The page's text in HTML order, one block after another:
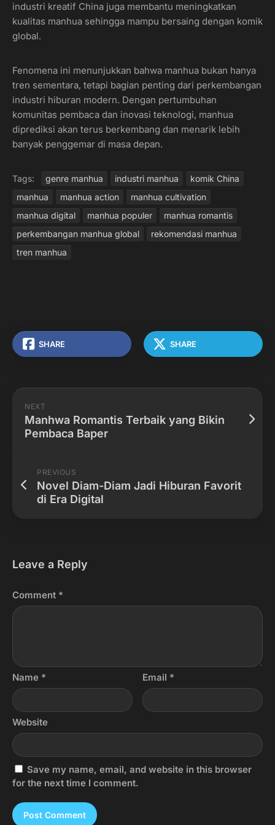
industri kreatif China juga membantu meningkatkan
kualitas manhua sehingga mampu bersaing dengan komik
global.
Fenomena ini menunjukkan bahwa manhua bukan hanya
tren sementara, tetapi bagian penting dari perkembangan
industri hiburan modern. Dengan pertumbuhan
komunitas pembaca dan inovasi teknologi, manhua
diprediksi akan terus berkembang dan menarik lebih
banyak penggemar di masa depan.
Tags: genre manhua industri manhua
komik China
manhua
manhua action
manhua cultivation
manhua digital
manhua populer
manhua romantis
perkembangan manhua global
rekomendasi manhua
tren manhua
SHARE SHARE
NEXT
Manhwa Romantis Terbaik yang Bikin
Pembaca Baper
PREVIOUS
Novel Diam-Diam Jadi Hiburan Favorit
di Era Digital
Leave a Reply
Comment *
Name * Email *
Website
Save my name, email, and website in this browser
for the next time I comment.